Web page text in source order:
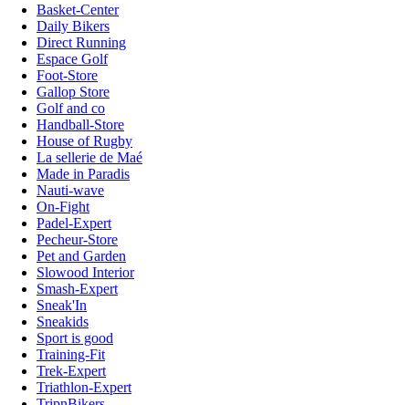
Basket-Center
Daily Bikers
Direct Running
Espace Golf
Foot-Store
Gallop Store
Golf and co
Handball-Store
House of Rugby
La sellerie de Maé
Made in Paradis
Nauti-wave
On-Fight
Padel-Expert
Pecheur-Store
Pet and Garden
Slowood Interior
Smash-Expert
Sneak'In
Sneakids
Sport is good
Training-Fit
Trek-Expert
Triathlon-Expert